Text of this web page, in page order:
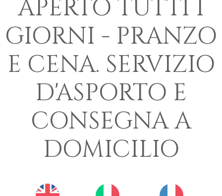
APERTO TUTTI I
GIORNI - PRANZO
E CENA. SERVIZIO
D'ASPORTO E
CONSEGNA A
DOMICILIO